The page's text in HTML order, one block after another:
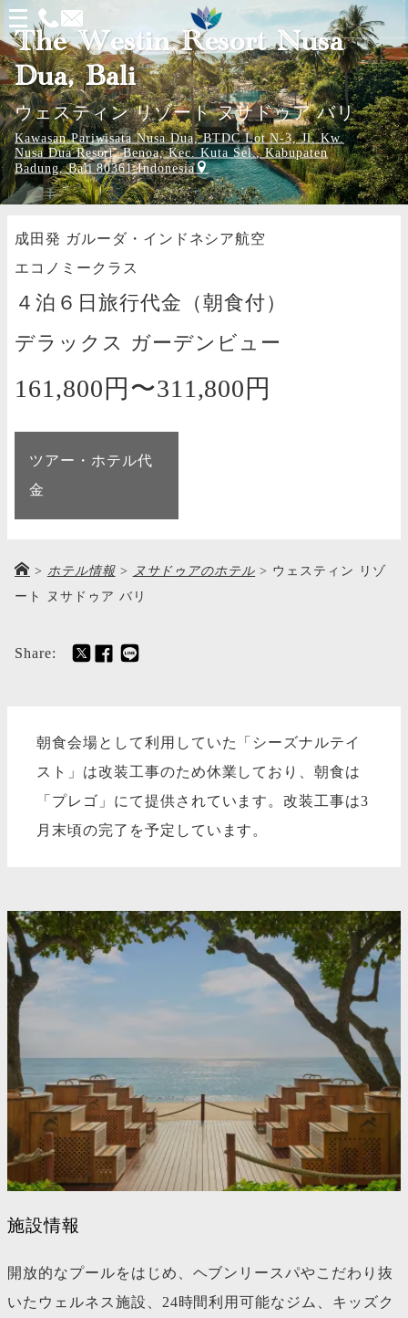
メ
ニ
ュ
ー
を
開
く
The Westin Resort Nusa
Dua, Bali
ウェスティン リゾート ヌサドゥア バリ
Kawasan Pariwisata Nusa Dua, BTDC Lot N-3, Jl. Kw.
Nusa Dua Resort, Benoa, Kec. Kuta Sel., Kabupaten
Badung, Bali 80361 Indonesia
成田発 ガルーダ・インドネシア航空
エコノミークラス
４泊６日旅行代金（朝食付）
デラックス ガーデンビュー
161,800円〜311,800円
ツアー・ホテル代
金
> ホテル情報> ヌサドゥアのホテル > ウェスティン リゾ
ート ヌサドゥア バリ
Share:
朝食会場として利用していた「シーズナルテイ
スト」は改装工事のため休業しており、朝食は
「プレゴ」にて提供されています。改装工事は3
月末頃の完了を予定しています。
施設情報
開放的なプールをはじめ、ヘブンリースパやこだわり抜
いたウェルネス施設、24時間利用可能なジム、キッズク